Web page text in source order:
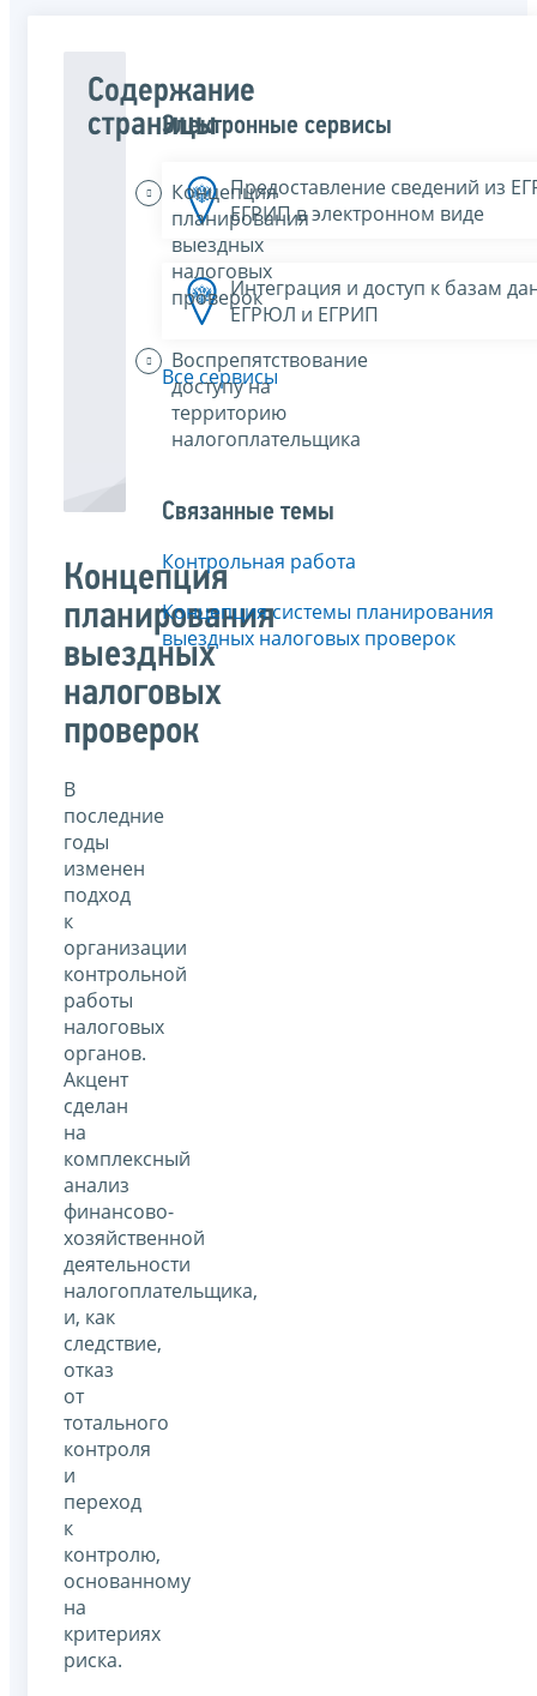
Содержание
страницы
Концепция
планирования
выездных
налоговых
проверок
Воспрепятствование
доступу на
территорию
налогоплательщика
Концепция
планирования
выездных
налоговых
проверок
В
последние
годы
изменен
подход
к
организации
контрольной
работы
налоговых
органов.
Акцент
сделан
на
комплексный
анализ
финансово-
хозяйственной
деятельности
налогоплательщика,
и, как
следствие,
отказ
от
тотального
контроля
и
переход
к
контролю,
основанному
на
критериях
риска.
Электронные сервисы
Предоставление сведений из
ЕГРИП в электронном виде
Интеграция и доступ к базам
ЕГРЮЛ и ЕГРИП
Все сервисы
Связанные темы
Контрольная работа
Концепция системы планирования
выездных налоговых проверок